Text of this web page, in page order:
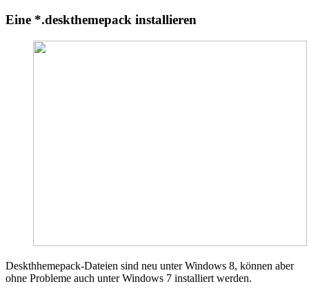
Eine *.deskthemepack installieren
Deskthhemepack-Dateien sind neu unter Windows 8, können aber
ohne Probleme auch unter Windows 7 installiert werden.